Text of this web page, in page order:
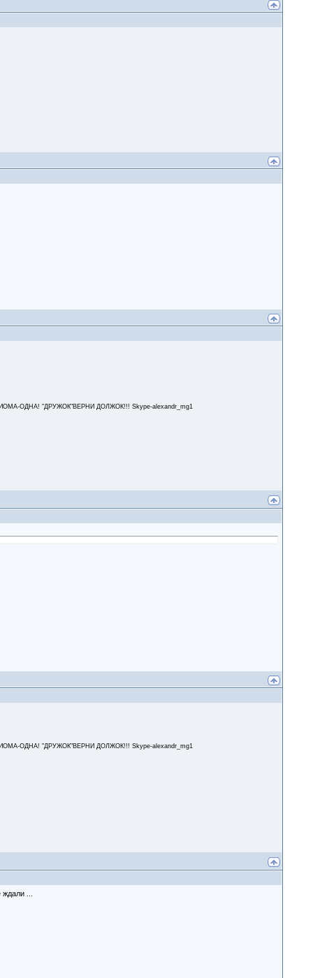
ОДНА! "ДРУЖОК"ВЕРНИ ДОЛЖОК!!! Skype-alexandr_mg1
ОДНА! "ДРУЖОК"ВЕРНИ ДОЛЖОК!!! Skype-alexandr_mg1
...